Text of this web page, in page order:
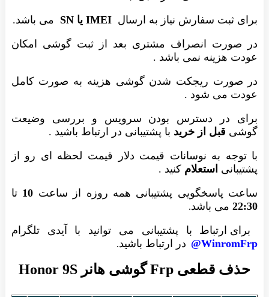
برای ثبت سفارش نیاز به ارسال IMEI یا SN
می باشد.
در صورت انصراف مشتری بعد از ثبت گوشی امکان
عودت هزینه نمی باشد .
در صورت ریجکت شدن گوشی هزینه به صورت کامل
عودت می شود .
برای در دسترس بودن سرویس و بررسی وضیعت
گوشی قبل از خرید با پشتیبانی در ارتباط باشید .
با توجه به نوسانات قیمت دلار قیمت لحظه ای رو از
پشتیبانی استعلام کنید .
ساعت پاسخگویی پشتیبانی همه روزه از ساعت 10 تا
22:30می باشد.
برای ارتباط با پشتیبانی می توانید با آیدی تلگرام
WinromFrp@
در ارتباط باشید.
حذف قطعی Frp گوشی هانر Honor 9S